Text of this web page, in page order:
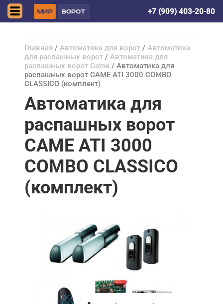
+7 (909) 403-20-80
Главная / Автоматика для ворот / Автоматика
для распашных ворот / Автоматика для
распашных ворот Came / Автоматика для
распашных ворот CAME ATI 3000 COMBO
CLASSICO (комплект)
Автоматика для
распашных ворот
CAME ATI 3000
COMBO CLASSICO
(комплект)